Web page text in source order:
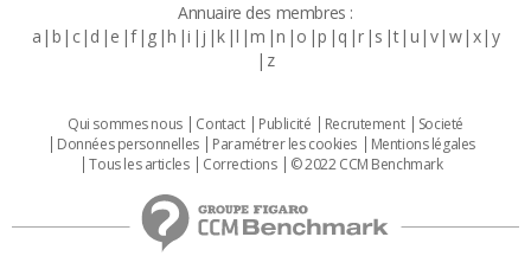
Annuaire des membres :
a b c d e f g h i j k l m n o p q r s t u v w x y
z
Qui sommes nous Contact Publicité Recrutement
Societé
Données personnelles
Paramétrer les cookies
Mentions légales
Tous les articles
Corrections © 2022 CCM Benchmark